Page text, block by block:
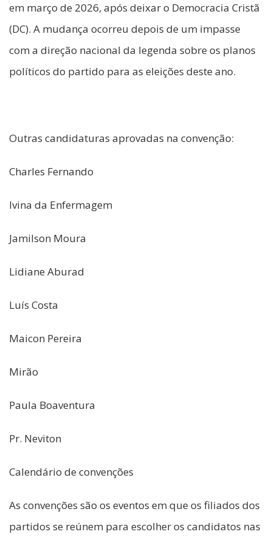
em março de 2026, após deixar o Democracia Cristã
(DC). A mudança ocorreu depois de um impasse
com a direção nacional da legenda sobre os planos
políticos do partido para as eleições deste ano.
Outras candidaturas aprovadas na convenção:
Charles Fernando
Ivina da Enfermagem
Jamilson Moura
Lidiane Aburad
Luís Costa
Maicon Pereira
Mirão
Paula Boaventura
Pr. Neviton
Calendário de convenções
As convenções são os eventos em que os filiados dos
partidos se reúnem para escolher os candidatos nas